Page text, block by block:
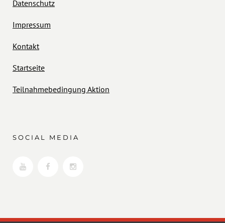
Datenschutz
Impressum
Kontakt
Startseite
Teilnahmebedingung Aktion
SOCIAL MEDIA